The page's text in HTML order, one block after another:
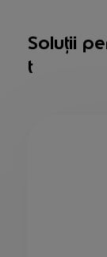
Soluții
t